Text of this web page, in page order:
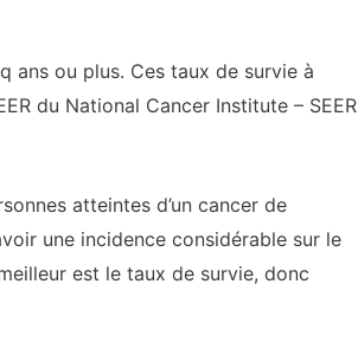
ans ou plus. Ces taux de survie à
du National Cancer Institute – SEER
atteintes d’un cancer de
une incidence considérable sur le
est le taux de survie, donc